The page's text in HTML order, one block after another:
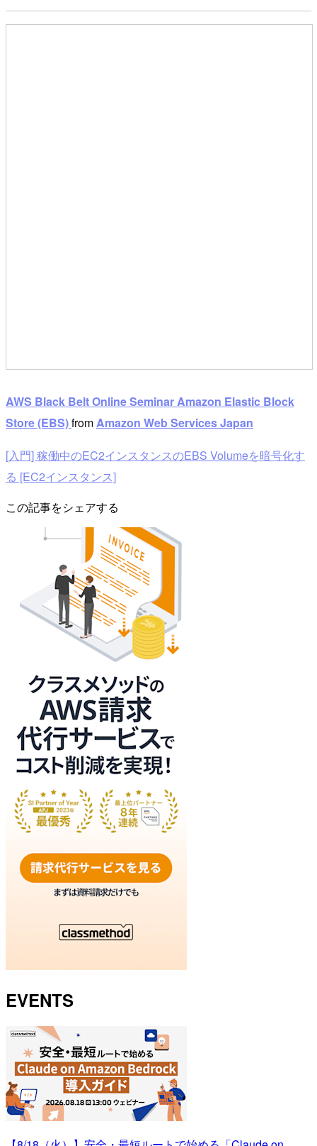
AWS Black Belt Online Seminar Amazon Elastic Block
Store (EBS)fromAmazon Web Services Japan
[入門] 稼働中のEC2インスタンスのEBS Volumeを暗号化す
る [EC2インスタンス]
この記事をシェアする
EVENTS